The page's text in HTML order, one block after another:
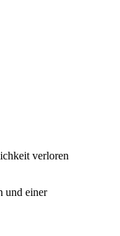
verloren
und einer